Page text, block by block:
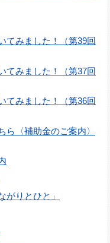
てみました！（第39回
てみました！（第37回
てみました！（第36回
ら〈補助金のご案内〉
がりとひと」